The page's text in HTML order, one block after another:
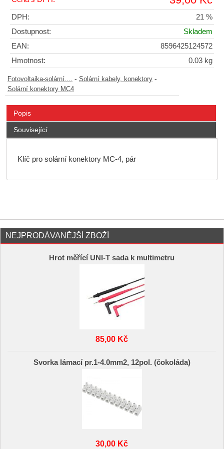
DPH:
21 %
Dostupnost:
Skladem
EAN:
8596425124572
Hmotnost:
0.03 kg
Fotovoltaika-solární.... - Solární kabely, konektory -
Solární konektory MC4
Popis
Související
Klíč pro solární konektory MC-4, pár
NEJPRODÁVANĚJŠÍ ZBOŽÍ
Hrot měřící UNI-T sada k multimetru
85,00 Kč
Svorka lámací pr.1-4.0mm2, 12pol. (čokoláda)
30,00 Kč